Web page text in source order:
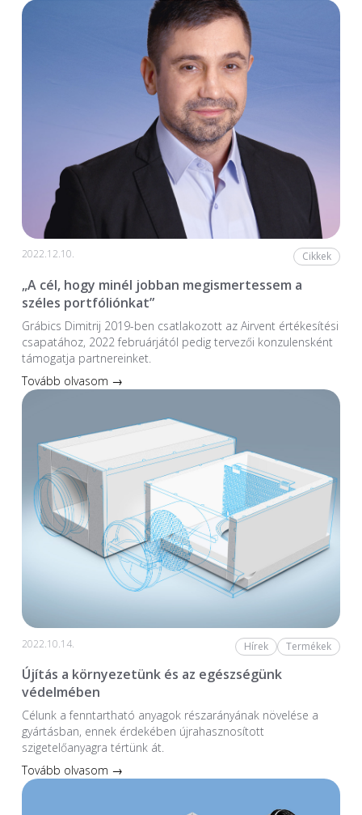
2022.12.10. Cikkek
„A cél, hogy minél jobban megismertessem a
széles portfóliónkat”
Grábics Dimitrij 2019-ben csatlakozott az Airvent értékesítési
csapatához, 2022 februárjától pedig tervezői konzulensként
támogatja partnereinket.
Tovább olvasom →
2022.10.14. Hírek Termékek
Újítás a környezetünk és az egészségünk
védelmében
Célunk a fenntartható anyagok részarányának növelése a
gyártásban, ennek érdekében újrahasznosított
szigetelőanyagra tértünk át.
Tovább olvasom →